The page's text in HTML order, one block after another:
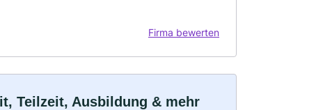
Firma bewerten
Teilzeit, Ausbildung & mehr